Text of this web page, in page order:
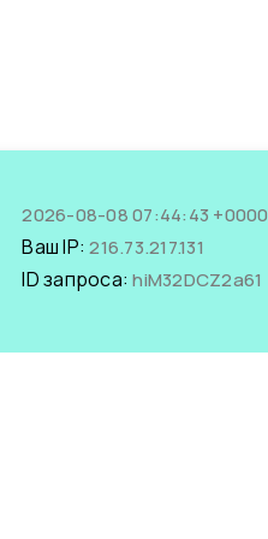
2026-08-08 07:44:43 +0000
Ваш IP:216.73.217.131
ID запроса:hiM32DCZ2a61